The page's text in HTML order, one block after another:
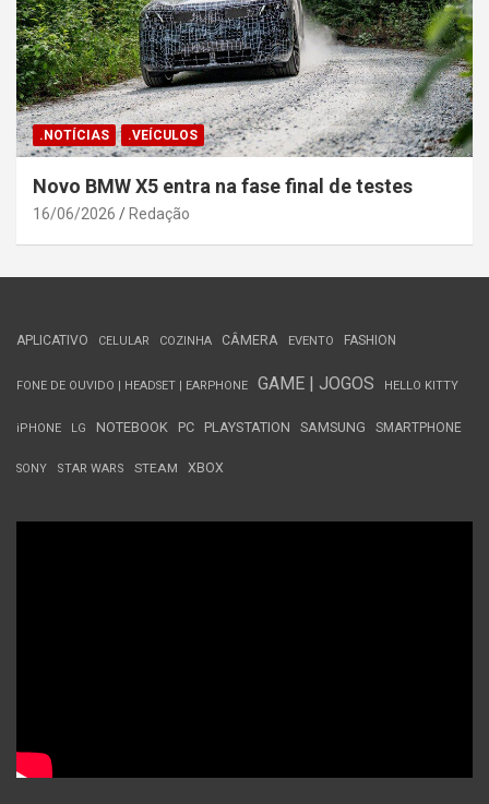
.NOTÍCIAS .VEÍCULOS
Novo BMW X5 entra na fase final de testes
16/06/2026 Redação
APLICATIVO CELULAR COZINHA CÂMERA EVENTO FASHION
FONE DE OUVIDO | HEADSET | EARPHONE GAME | JOGOS HELLO KITTY
iPHONE LG NOTEBOOK PC PLAYSTATION SAMSUNG SMARTPHONE
SONY STAR WARS STEAM XBOX